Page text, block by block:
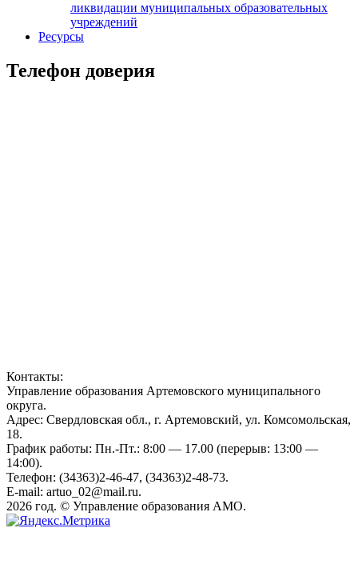
ликвидации муниципальных образовательных
учреждений
Ресурсы
Телефон доверия
Контакты:
Управление образования Артемовского муниципального
округа.
Адрес: Свердловская обл., г. Артемовский, ул. Комсомольская,
18.
График работы: Пн.-Пт.: 8:00 — 17.00 (перерыв: 13:00 —
14:00).
Телефон: (34363)2-46-47, (34363)2-48-73.
E-mail: artuo_02@mail.ru.
2026 год. © Управление образования АМО.